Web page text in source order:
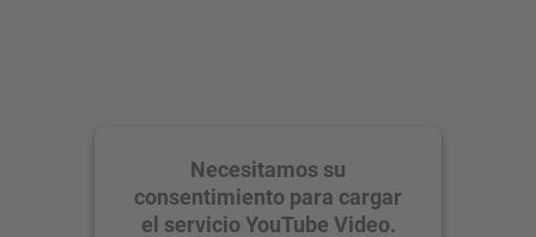
Necesitamos su
consentimiento para cargar
el servicio YouTube Video.